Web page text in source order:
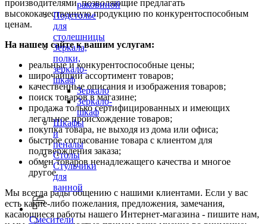
раковиной
Подстолье
для
столешницы
Зеркала,
полки,
зеркало-
шкаф
Зеркало
Зеркало-
шкаф
Шкафы
и
пеналы
Столы
Стульчики
для
ванной
Смесители
производителями, позволяющие предлагать
высококачественную продукцию по конкурентоспособным
ценам.
На нашем сайте к вашим услугам:
реальные и конкурентоспособные цены;
широчайший ассортимент товаров;
качественные описания и изображения товаров;
поиск товаров в магазине;
продажа только сертифицированных и имеющих
легальное происхождение товаров;
покупка товара, не выходя из дома или офиса;
быстрое согласование товара с клиентом для
подтверждения заказа;
обмен товаров ненадлежащего качества и многое
другое.
Мы всегда рады общению с нашими клиентами. Если у вас
есть какие-либо пожелания, предложения, замечания,
касающиеся работы нашего Интернет-магазина - пишите нам,